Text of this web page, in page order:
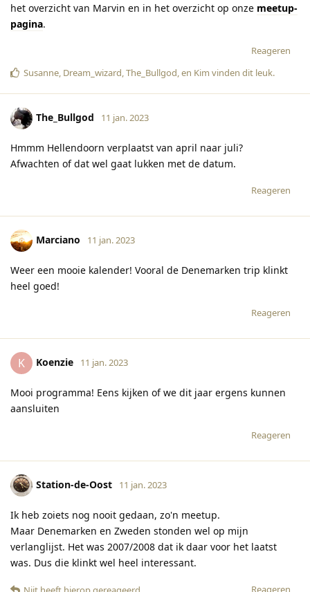
het overzicht van Marvin en in het overzicht op onze meetup-
pagina.
Reageren
Susanne, Dream_wizard,The_Bullgod, en Kim vinden dit leuk.
The_Bullgod 11 jan. 2023
Hmmm Hellendoorn verplaatst van april naar juli?
Afwachten of dat wel gaat lukken met de datum.
Reageren
Marciano 11 jan. 2023
Weer een mooie kalender! Vooral de Denemarken trip klinkt
heel goed!
Reageren
K Koenzie 11 jan. 2023
Mooi programma! Eens kijken of we dit jaar ergens kunnen
aansluiten
Reageren
Station-de-Oost 11 jan. 2023
Ik heb zoiets nog nooit gedaan, zo'n meetup.
Maar Denemarken en Zweden stonden wel op mijn
verlanglijst. Het was 2007/2008 dat ik daar voor het laatst
was. Dus die klinkt wel heel interessant.
Reageren